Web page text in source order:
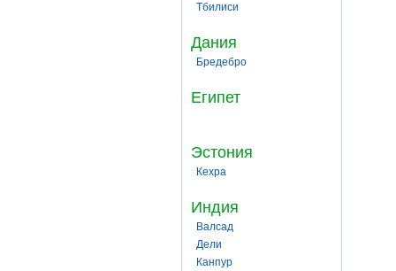
Тбилиси
Дания
Бредебро
Египет
Эстония
Кехра
Индия
Валсад
Дели
Канпур